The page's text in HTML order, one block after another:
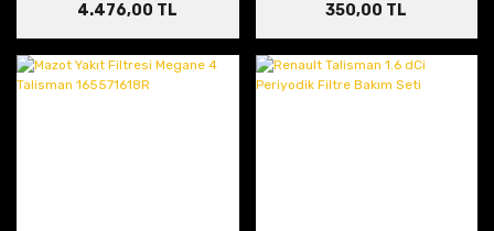
4.476,00 TL 350,00 TL